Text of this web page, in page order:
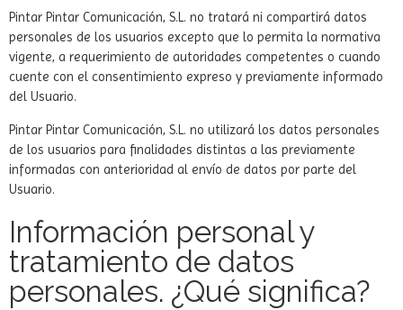
Pintar Pintar Comunicación, S.L. no tratará ni compartirá datos
personales de los usuarios excepto que lo permita la normativa
vigente, a requerimiento de autoridades competentes o cuando
cuente con el consentimiento expreso y previamente informado
del Usuario.
Pintar Pintar Comunicación, S.L. no utilizará los datos personales
de los usuarios para finalidades distintas a las previamente
informadas con anterioridad al envío de datos por parte del
Usuario.
Información personal y
tratamiento de datos
personales. ¿Qué significa?